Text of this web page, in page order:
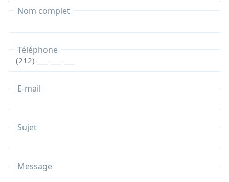
Nom complet
Téléphone
E-mail
Sujet
Message